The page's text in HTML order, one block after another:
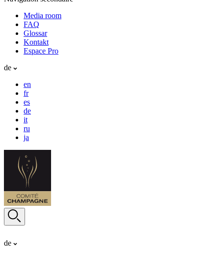
Media room
FAQ
Glossar
Kontakt
Espace Pro
de
en
fr
es
de
it
ru
ja
de